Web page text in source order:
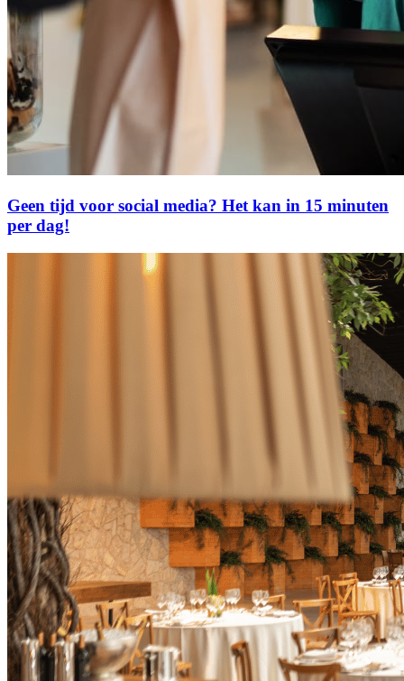
Geen tijd voor social media? Het kan in 15 minuten
per dag!